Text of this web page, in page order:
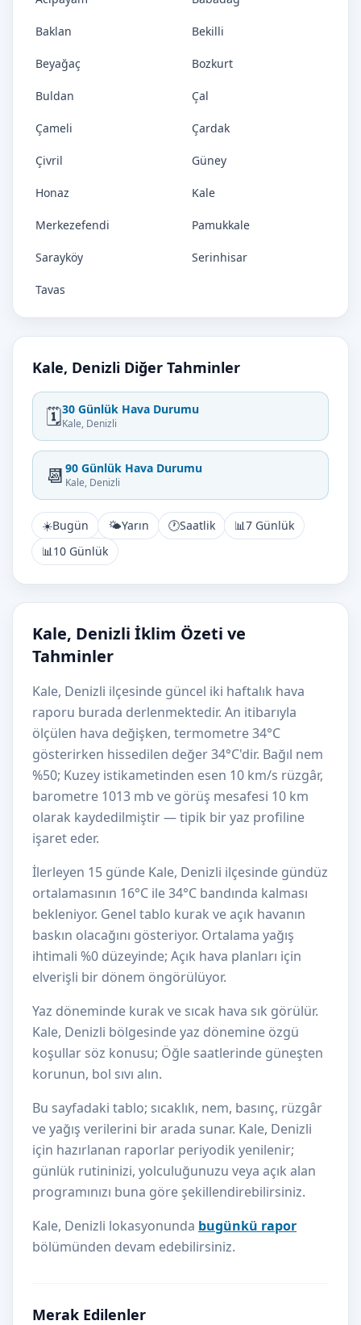
Baklan Bekilli
Beyağaç Bozkurt
Buldan Çal
Çameli Çardak
Çivril Güney
Honaz Kale
Merkezefendi Pamukkale
Sarayköy Serinhisar
Tavas
Kale, Denizli Diğer Tahminler
🗓️30 Günlük Hava Durumu
Kale, Denizli
📆 90 Günlük Hava Durumu
Kale, Denizli
☀️Bugün 🌤️Yarın 🕐Saatlik 📊7 Günlük
📊10 Günlük
Kale, Denizli İklim Özeti ve
Tahminler
Kale, Denizli ilçesinde güncel iki haftalık hava
raporu burada derlenmektedir. An itibarıyla
ölçülen hava değişken, termometre 34°C
gösterirken hissedilen değer 34°C'dir. Bağıl nem
%50; Kuzey istikametinden esen 10 km/s rüzgâr,
barometre 1013 mb ve görüş mesafesi 10 km
olarak kaydedilmiştir — tipik bir yaz profiline
işaret eder.
İlerleyen 15 günde Kale, Denizli ilçesinde gündüz
ortalamasının 16°C ile 34°C bandında kalması
bekleniyor. Genel tablo kurak ve açık havanın
baskın olacağını gösteriyor. Ortalama yağış
ihtimali %0 düzeyinde; Açık hava planları için
elverişli bir dönem öngörülüyor.
Yaz döneminde kurak ve sıcak hava sık görülür.
Kale, Denizli bölgesinde yaz dönemine özgü
koşullar söz konusu; Öğle saatlerinde güneşten
korunun, bol sıvı alın.
Bu sayfadaki tablo; sıcaklık, nem, basınç, rüzgâr
ve yağış verilerini bir arada sunar. Kale, Denizli
için hazırlanan raporlar periyodik yenilenir;
günlük rutininizi, yolculuğunuzu veya açık alan
programınızı buna göre şekillendirebilirsiniz.
Kale, Denizli lokasyonunda bugünkü rapor
bölümünden devam edebilirsiniz.
Merak Edilenler